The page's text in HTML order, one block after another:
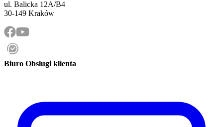
ul. Balicka 12A/B4
30-149 Kraków
Biuro Obsługi klienta